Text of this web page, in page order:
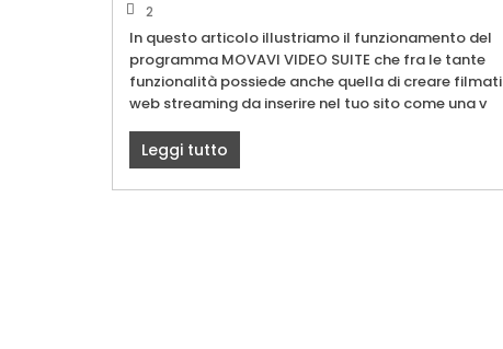
2
In questo articolo illustriamo il funzionamento del
programma MOVAVI VIDEO SUITE che fra le tante
funzionalità possiede anche quella di creare filmati
web streaming da inserire nel tuo sito come una v
Leggi tutto